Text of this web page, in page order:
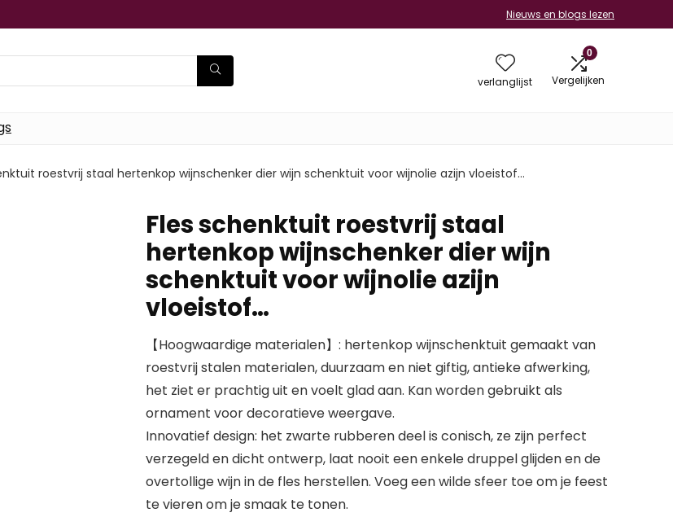
Nieuws en blogs lezen
verlanglijst
0
Vergelijken
roestvrij staal hertenkop wijnschenker dier wijn schenktuit voor wijnolie azijn vloeistof…
Fles schenktuit roestvrij staal
hertenkop wijnschenker dier wijn
schenktuit voor wijnolie azijn
vloeistof…
【Hoogwaardige materialen】: hertenkop wijnschenktuit gemaakt van
roestvrij stalen materialen, duurzaam en niet giftig, antieke afwerking,
het ziet er prachtig uit en voelt glad aan. Kan worden gebruikt als
ornament voor decoratieve weergave.
Innovatief design: het zwarte rubberen deel is conisch, ze zijn perfect
verzegeld en dicht ontwerp, laat nooit een enkele druppel glijden en de
overtollige wijn in de fles herstellen. Voeg een wilde sfeer toe om je feest
te vieren om je smaak te tonen.